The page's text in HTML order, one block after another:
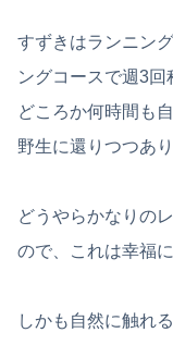
すずきはランニン
ングコースで週3
どころか何時間も
野生に還りつつあり
どうやらかなりの
ので、これは幸福
しかも自然に触れ